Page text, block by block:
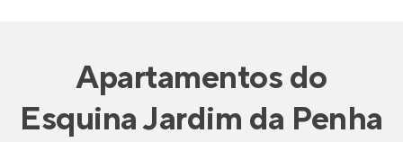
Apartamentosdo
Esquina Jardim da Penha